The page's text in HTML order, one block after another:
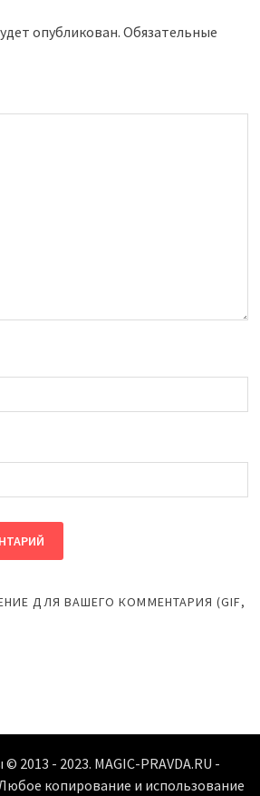
опубликован. Обязательные
ДЛЯ ВАШЕГО КОММЕНТАРИЯ (GIF,
2013 - 2023. MAGIC-PRAVDA.RU -
копирование и использование